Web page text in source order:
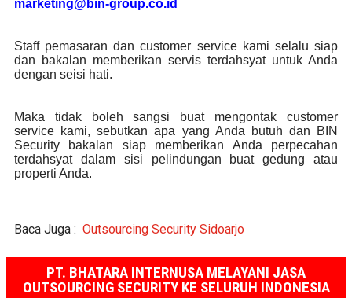
marketing@bin-group.co.id
Staff pemasaran dan customer service kami selalu siap
dan bakalan memberikan servis terdahsyat untuk Anda
dengan seisi hati.
Maka tidak boleh sangsi buat mengontak customer
service kami, sebutkan apa yang Anda butuh dan BIN
Security bakalan siap memberikan Anda perpecahan
terdahsyat dalam sisi pelindungan buat gedung atau
properti Anda.
Baca Juga : Outsourcing Security Sidoarjo
PT. BHATARA INTERNUSA MELAYANI JASA
OUTSOURCING SECURITY KE SELURUH INDONESIA